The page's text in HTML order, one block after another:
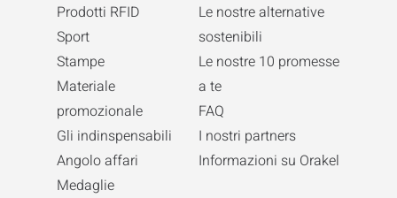
Prodotti RFID
Sport
Stampe
Materiale
promozionale
Gli indinspensabili
Angolo affari
Medaglie
Le nostre alternative
sostenibili
Le nostre 10 promesse
a te
FAQ
I nostri partners
Informazioni su Orakel